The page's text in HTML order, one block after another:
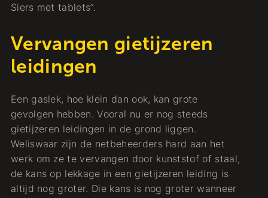
Siers met tablets”.
Vervangen gietijzeren
leidingen
Een gaslek, hoe klein dan ook, kan grote
gevolgen hebben. Vooral nu er nog steeds
gietijzeren leidingen in de grond liggen.
Weliswaar zijn de netbeheerders hard aan het
werk om ze te vervangen door kunststof of staal,
de kans op lekkage in een gietijzeren leiding is
altijd nog groter. Die kans is nog groter wanneer